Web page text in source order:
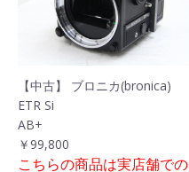
【中古】 ブロニカ(bronica)
ETR Si
AB+
￥99,800
こちらの商品は実店舗での